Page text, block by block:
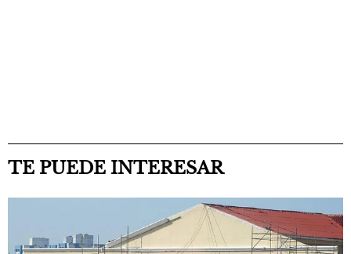
TE PUEDE INTERESAR